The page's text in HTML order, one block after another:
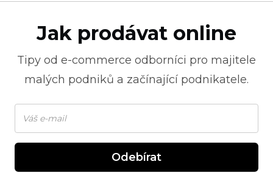
Jak prodávat online
Tipy od e-commerce odborníci pro majitele
malých podniků a začínající podnikatele.
Odebírat